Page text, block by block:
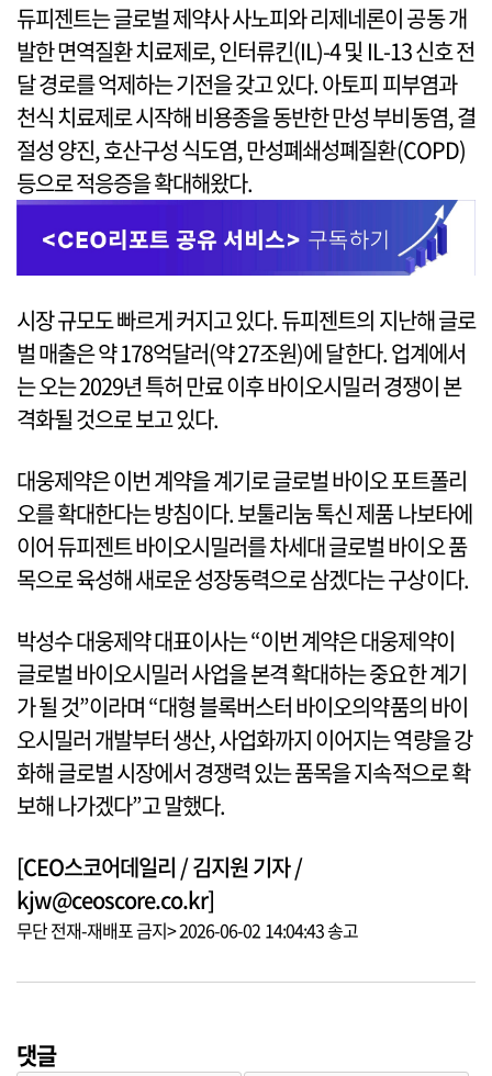
듀피젠트는 글로벌 제약사 사노피와 리제네론이 공동 개
발한 면역질환 치료제로, 인터류킨(IL)-4 및 IL-13 신호 전
달 경로를 억제하는 기전을 갖고 있다. 아토피 피부염과
천식 치료제로 시작해 비용종을 동반한 만성 부비동염, 결
절성 양진, 호산구성 식도염, 만성폐쇄성폐질환(COPD)
등으로 적응증을 확대해왔다.
시장 규모도 빠르게 커지고 있다. 듀피젠트의 지난해 글로
벌 매출은 약 178억달러(약 27조원)에 달한다. 업계에서
는 오는 2029년 특허 만료 이후 바이오시밀러 경쟁이 본
격화될 것으로 보고 있다.
대웅제약은 이번 계약을 계기로 글로벌 바이오 포트폴리
오를 확대한다는 방침이다. 보툴리눔 톡신 제품 나보타에
이어 듀피젠트 바이오시밀러를 차세대 글로벌 바이오 품
목으로 육성해 새로운 성장동력으로 삼겠다는 구상이다.
박성수 대웅제약 대표이사는 “이번 계약은 대웅제약이
글로벌 바이오시밀러 사업을 본격 확대하는 중요한 계기
가 될 것”이라며 “대형 블록버스터 바이오의약품의 바이
오시밀러 개발부터 생산, 사업화까지 이어지는 역량을 강
화해 글로벌 시장에서 경쟁력 있는 품목을 지속적으로 확
보해 나가겠다”고 말했다.
[CEO스코어데일리 / 김지원 기자 /
kjw@ceoscore.co.kr]
무단 전재-재배포 금지> 2026-06-02 14:04:43 송고
댓글